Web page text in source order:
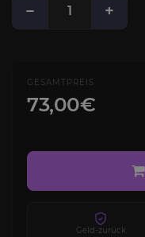
− +
GESAMTPREIS
73,00€
Geld-zurück